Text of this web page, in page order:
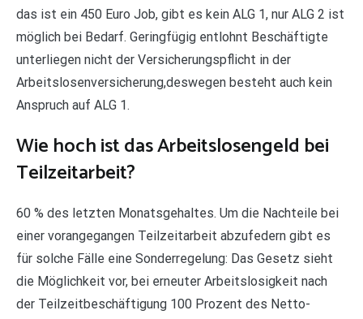
das ist ein 450 Euro Job, gibt es kein ALG 1, nur ALG 2 ist
möglich bei Bedarf. Geringfügig entlohnt Beschäftigte
unterliegen nicht der Versicherungspflicht in der
Arbeitslosenversicherung,deswegen besteht auch kein
Anspruch auf ALG 1.
Wie hoch ist das Arbeitslosengeld bei
Teilzeitarbeit?
60 % des letzten Monatsgehaltes. Um die Nachteile bei
einer vorangegangen Teilzeitarbeit abzufedern gibt es
für solche Fälle eine Sonderregelung: Das Gesetz sieht
die Möglichkeit vor, bei erneuter Arbeitslosigkeit nach
der Teilzeitbeschäftigung 100 Prozent des Netto-